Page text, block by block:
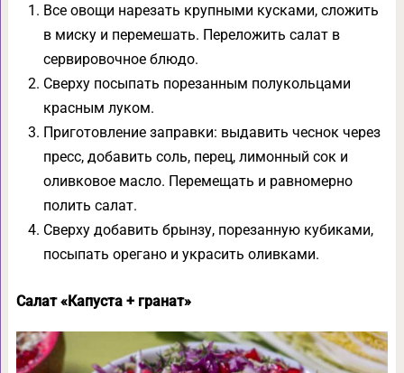
Все овощи нарезать крупными кусками, сложить
в миску и перемешать. Переложить салат в
сервировочное блюдо.
Сверху посыпать порезанным полукольцами
красным луком.
Приготовление заправки: выдавить чеснок через
пресс, добавить соль, перец, лимонный сок и
оливковое масло. Перемещать и равномерно
полить салат.
Сверху добавить брынзу, порезанную кубиками,
посыпать орегано и украсить оливками.
Салат «Капуста + гранат»